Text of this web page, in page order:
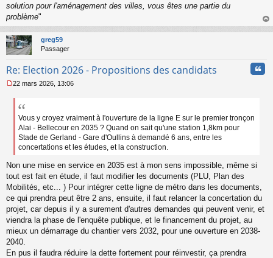
solution pour l'aménagement des villes, vous êtes une partie du
problème"
au
greg59
Passager
Re: Election 2026 - Propositions des candidats
e
n
o
l
u
22 mars 2026, 13:06
Vous y croyez vraiment à l'ouverture de la ligne E sur le premier tronçon
Alai - Bellecour en 2035 ? Quand on sait qu'une station 1,8km pour
Stade de Gerland - Gare d'Oullins à demandé 6 ans, entre les
concertations et les études, et la construction.
Non une mise en service en 2035 est à mon sens impossible, même si
tout est fait en étude, il faut modifier les documents (PLU, Plan des
Mobilités, etc... ) Pour intégrer cette ligne de métro dans les documents,
ce qui prendra peut être 2 ans, ensuite, il faut relancer la concertation du
projet, car depuis il y a surement d'autres demandes qui peuvent venir, et
viendra la phase de l'enquête publique, et le financement du projet, au
mieux un démarrage du chantier vers 2032, pour une ouverture en 2038-
2040.
En pus il faudra réduire la dette fortement pour réinvestir, ça prendra